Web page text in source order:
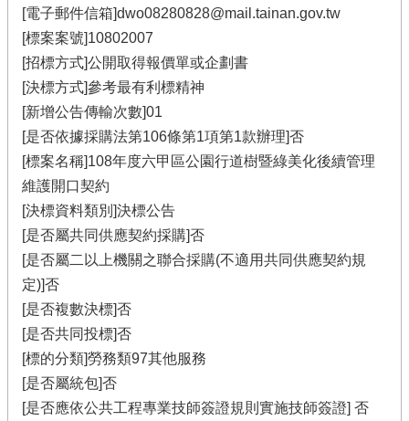
[電子郵件信箱]dwo08280828@mail.tainan.gov.tw
[標案案號]10802007
[招標方式]公開取得報價單或企劃書
[決標方式]參考最有利標精神
[新增公告傳輸次數]01
[是否依據採購法第106條第1項第1款辦理]否
[標案名稱]108年度六甲區公園行道樹暨綠美化後續管理
維護開口契約
[決標資料類別]決標公告
[是否屬共同供應契約採購]否
[是否屬二以上機關之聯合採購(不適用共同供應契約規
定)]否
[是否複數決標]否
[是否共同投標]否
[標的分類]勞務類97其他服務
[是否屬統包]否
[是否應依公共工程專業技師簽證規則實施技師簽證] 否